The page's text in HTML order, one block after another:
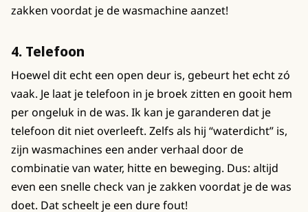
zakken voordat je de wasmachine aanzet!
4. Telefoon
Hoewel dit echt een open deur is, gebeurt het echt zó
vaak. Je laat je telefoon in je broek zitten en gooit hem
per ongeluk in de was. Ik kan je garanderen dat je
telefoon dit niet overleeft. Zelfs als hij “waterdicht” is,
zijn wasmachines een ander verhaal door de
combinatie van water, hitte en beweging. Dus: altijd
even een snelle check van je zakken voordat je de was
doet. Dat scheelt je een dure fout!